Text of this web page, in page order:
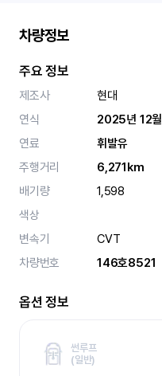
차량정보
주요 정보
제조사
현대
연식
2025년 12월
연료
휘발유
주행거리
6,271km
배기량
1,598
색상
변속기
CVT
차량번호
146호8521
옵션 정보
썬루프
(일반)